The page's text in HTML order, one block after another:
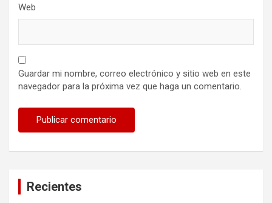
Web
Guardar mi nombre, correo electrónico y sitio web en este
navegador para la próxima vez que haga un comentario.
Recientes